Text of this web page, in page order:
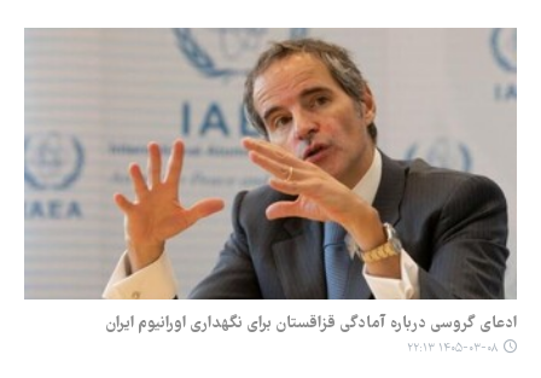
ادعای گروسی درباره آمادگی قزاقستان برای نگهداری اورانیوم ایران
۱۴۰۵-۰۳-۰۸ ۲۲:۱۳